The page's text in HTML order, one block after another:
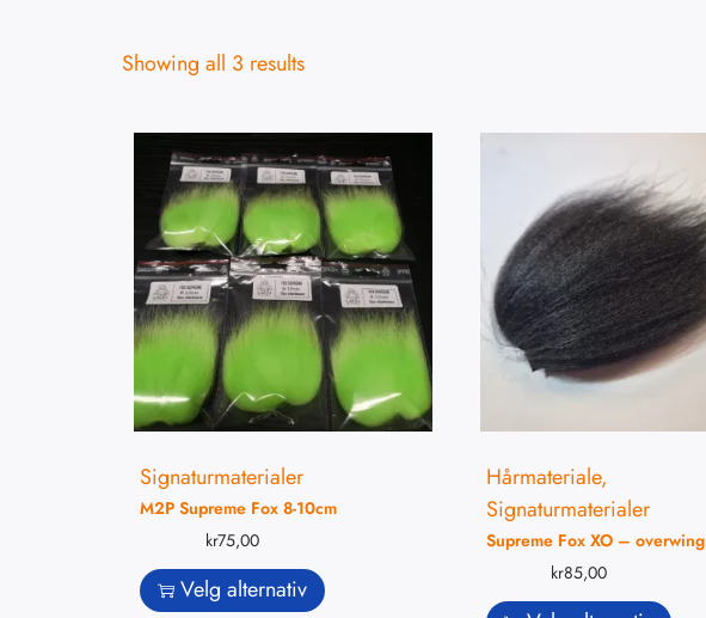
Showing all 3 results
Signaturmaterialer
M2P Supreme Fox 8-10cm
kr75,00
Velg alternativ
Hårmateriale,
Signaturmaterialer
Supreme Fox XO – overwing
kr85,00